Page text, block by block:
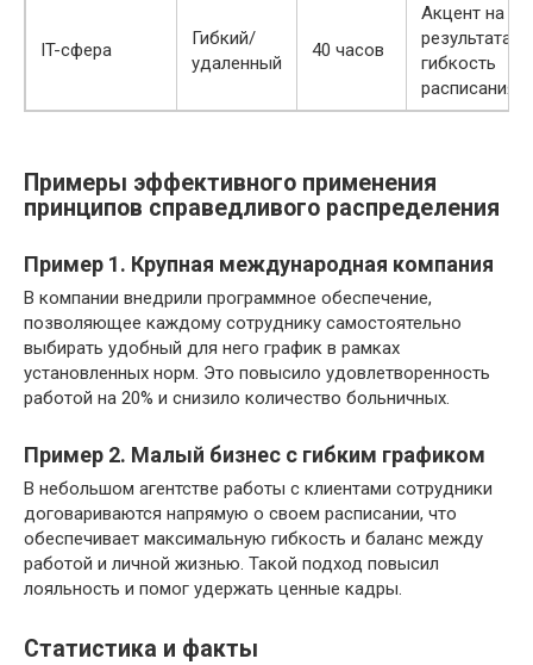
IT-сфера
Гибкий/
удаленный
40 часов
Акцент на
результатах,
гибкость
расписания
Примеры эффективного применения
принципов справедливого распределения
Пример 1. Крупная международная компания
В компании внедрили программное обеспечение,
позволяющее каждому сотруднику самостоятельно
выбирать удобный для него график в рамках
установленных норм. Это повысило удовлетворенность
работой на 20% и снизило количество больничных.
Пример 2. Малый бизнес с гибким графиком
В небольшом агентстве работы с клиентами сотрудники
договариваются напрямую о своем расписании, что
обеспечивает максимальную гибкость и баланс между
работой и личной жизнью. Такой подход повысил
лояльность и помог удержать ценные кадры.
Статистика и факты